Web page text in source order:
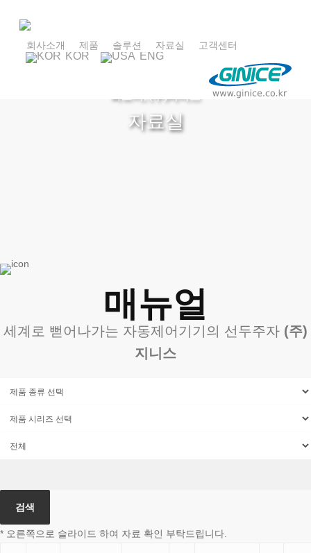
content
회사소개 제품 솔루션 자료실 고객센터
KOR
ENG
최고의 품질로 고객의 신뢰를 이어가는 비즈니스
자료실
매뉴얼
세계로 뻗어나가는 자동제어기기의 선두주자 (주)
지니스
검색
* 오른쪽으로 슬라이드 하여 자료 확인 부탁드립니다.